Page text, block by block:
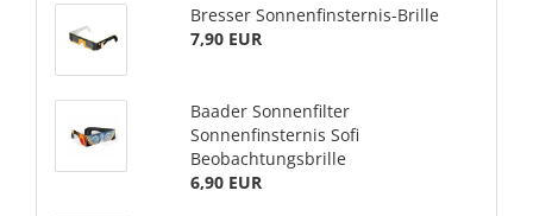
Bresser Sonnenfinsternis-Brille
7,90 EUR
Baader Sonnenfilter
Sonnenfinsternis Sofi
Beobachtungsbrille
6,90 EUR